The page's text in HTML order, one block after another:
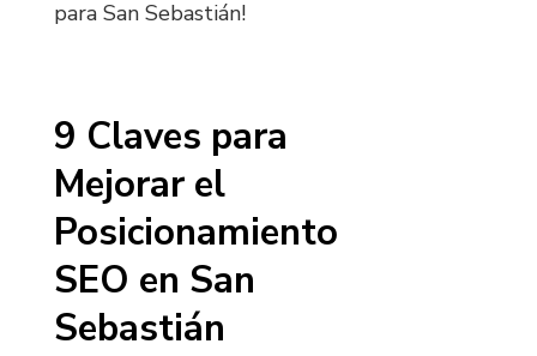
para San Sebastián!
9 Claves para
Mejorar el
Posicionamiento
SEO en San
Sebastián